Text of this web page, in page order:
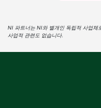
NI 파트너는 NI와 별개인 독립적 사업체
사업적 관련도 없습니다.